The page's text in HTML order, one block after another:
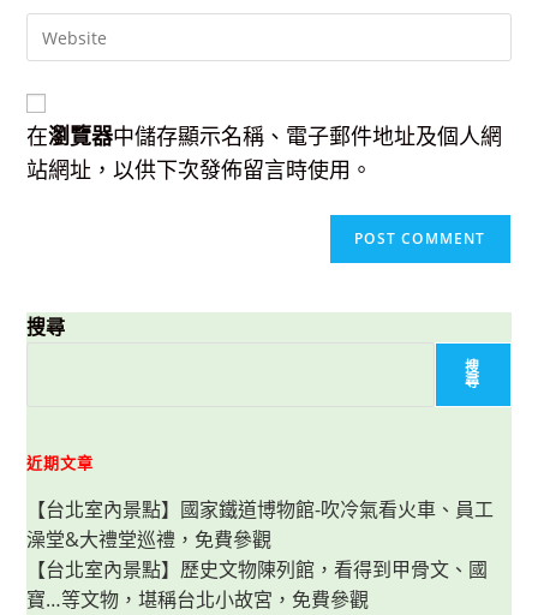
to
comment
address
toyour
(optional)
在瀏覽器中儲存顯示名稱、電子郵件地址及個人網
站網址，以供下次發佈留言時使用。
搜尋
搜
尋
近期文章
【台北室內景點】國家鐵道博物館-吹冷氣看火車、員工
澡堂&大禮堂巡禮，免費參觀
【台北室內景點】歷史文物陳列館，看得到甲骨文、國
寶…等文物，堪稱台北小故宮，免費參觀